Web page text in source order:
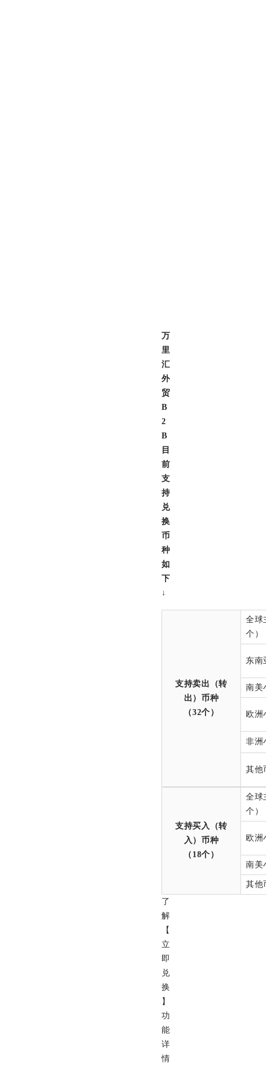
万
里
汇
外
贸
B
2
B
目
前
支
持
兑
换
币
种
如
下
↓
支持卖出（转
出）币种
（32个）
全球
个）
东南
南美
欧洲
非洲
其他
支持买入（转
入）币种
（ 18个）
全球
个）
欧洲
南美
其他
了
解
【
立
即
兑
换
】
功
能
详
情